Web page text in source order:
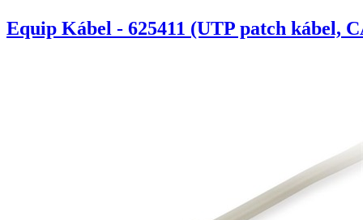
Equip Kábel - 625411 (UTP patch kábel,